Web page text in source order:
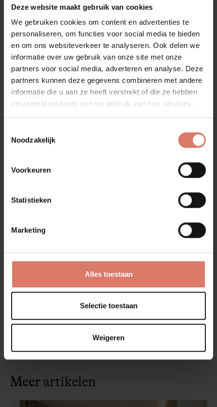
Deze website maakt gebruik van cookies
We gebruiken cookies om content en advertenties te
personaliseren, om functies voor social media te bieden
en om ons websiteverkeer te analyseren. Ook delen we
informatie over uw gebruik van onze site met onze
partners voor social media, adverteren en analyse. Deze
partners kunnen deze gegevens combineren met andere
informatie die u aan ze heeft verstrekt of die ze hebben
verzameld op basis van uw gebruik van hun services.
Noodzakelijk
Voorkeuren
Statistieken
Marketing
Alles toestaan
Selectie toestaan
Weigeren
Hoe kunnen wij je helpen?
Bij ons ben je niet alleen aan het juiste adres voor de
aankoop van je inductiekookplaat, maar we bieden ook
een professionele installatieservice. Onze adviseurs
helpen je bij het kiezen van de juiste kookplaat die
perfect bij je keuken en kookstijl past. En met onze
installatieservice zorgen we ervoor dat alles veilig en
correct wordt aangesloten.
Een milieubewuste keuze
Naast alle praktische voordelen, is inductie ook een stuk
beter voor het milieu. Doordat het efficiënter omgaat met
energie, gebruik je minder stroom tijdens het koken. Dat
betekent lagere energiekosten én een kleinere impact op
het milieu – een win-win dus!
Wil je in onze mooie showroom langskomen?
Plan dan een afspraak
Meer artikelen